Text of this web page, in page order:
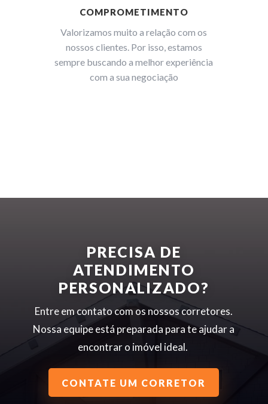
COMPROMETIMENTO
Valorizamos muito a relação com os
nossos clientes. Por isso, estamos
sempre buscando a melhor experiência
com a sua negociação
PRECISA DE
ATENDIMENTO
PERSONALIZADO?
Entre em contato com os nossos corretores.
Nossa equipe está preparada para te ajudar a
encontrar o imóvel ideal.
CONTATE UM CORRETOR